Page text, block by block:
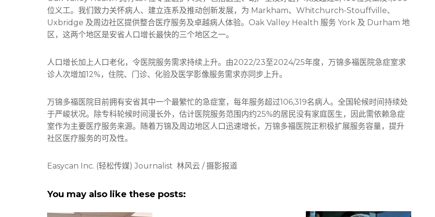
位义工。我们致力关怀病人、建立连系及推动创新发展，为 Markham、Whitchurch-Stouffville、
Uxbridge 及周边社区提供整合医疗服务及卓越病人体验。Oak Valley Health 服务 York 及 Durham 地
区，这两个地区是安省人口增长最快的三个地区之一。
人口增长加上人口老化，令医院服务需求持续上升。由2022/23至2024/25年度，万锦多福医院急症室求
诊人次增加12%，住院、门诊、化验及医学影像服务需求亦同步上升。
万锦多福医院目前拥有安省其中一个最繁忙的急症室，每年服务超过106,319名病人。全国轮候时间持续处
于严峻状况。除专科轮候时间漫长外，估计医院服务范围内约25%的居民没有家庭医生，因此需依赖急症
室作为主要医疗服务来源。随着万锦及周边地区人口迅速增长，万锦多福医院正积极扩展服务容量，提升
社区医疗服务的可及性。
Easycan Inc. (轻松传媒) Journalist 林风云 / 摄影报道
You may also like these posts: